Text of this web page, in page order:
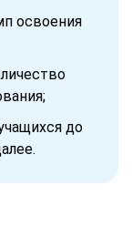
освоения
до